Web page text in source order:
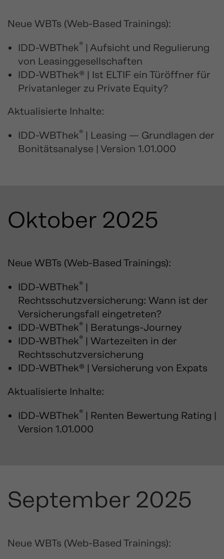
Neue WBTs (Web-Based Trainings):
IDD-WBThek® | Aufsicht und Regulierung
von Leasinggesellschaften
IDD-WBThek® | Ist ELTIF ein Türöffner für
Privatanleger zu Private Equity?
Aktualisierte Inhalte:
IDD-WBThek® | Leasing — Grundlagen der
Bonitätsanalyse | Version 1.01.000
Oktober 2025
Neue WBTs (Web-Based Trainings):
IDD-WBThek® |
Rechtsschutzversicherung: Wann ist der
Versicherungsfall eingetreten?
IDD-WBThek® | Beratungs-Journey
IDD-WBThek® | Wartezeiten in der
Rechtsschutzversicherung
IDD-WBThek® | Versicherung von Expats
Aktualisierte Inhalte:
IDD-WBThek® | Renten Bewertung Rating |
Version 1.01.000
September 2025
Neue WBTs (Web-Based Trainings):